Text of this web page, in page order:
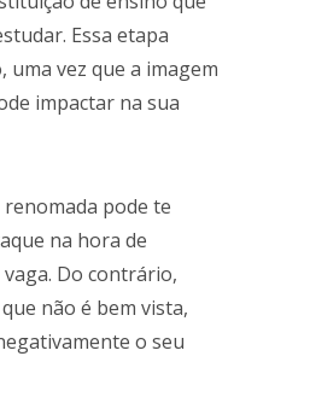
Essa etapa
uma vez que a imagem
impactar na sua
pode te
na hora de
Do contrário,
não é bem vista,
o seu